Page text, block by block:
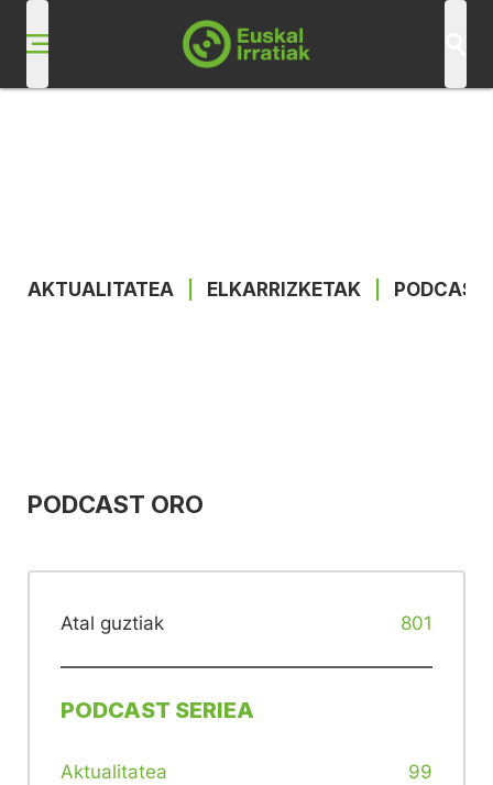
AKTUALITATEA ELKARRIZKETAK
PODCAST ORO
Atal guztiak 801
PODCAST SERIEA
Aktualitatea 99